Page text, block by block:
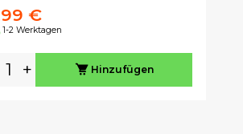
€
1-2 Werktagen
+ Hinzufügen